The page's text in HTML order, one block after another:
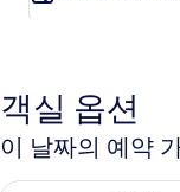
객실 옵션
이 날짜의 예약